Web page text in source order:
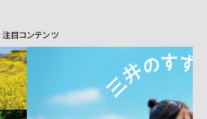
注目コンテンツ